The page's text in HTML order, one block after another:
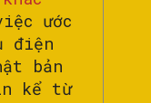
ước
điện
bản
kể từ